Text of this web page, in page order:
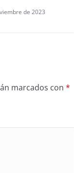
de 2023
marcados con *